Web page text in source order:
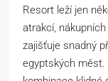
Resort leží jen
atrakcí,
zajišťuje snadný
egyptských měst.